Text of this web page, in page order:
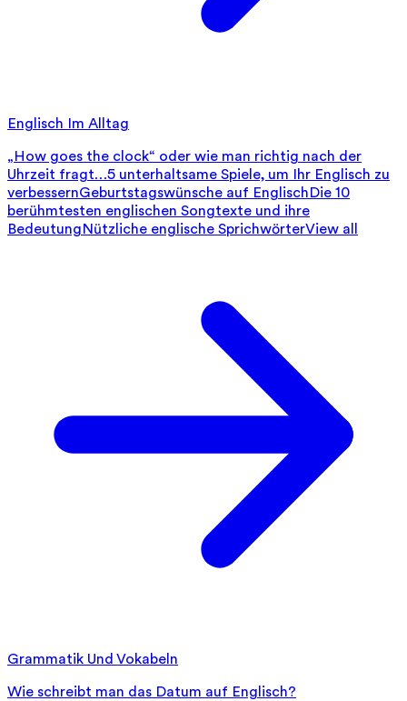
Englisch Im Alltag
„How goes the clock“ oder wie man richtig nach der
Uhrzeit fragt…5 unterhaltsame Spiele, um Ihr Englisch zu
verbessernGeburtstagswünsche auf EnglischDie 10
berühmtesten englischen Songtexte und ihre
BedeutungNützliche englische SprichwörterView all
Grammatik Und Vokabeln
Wie schreibt man das Datum auf Englisch?